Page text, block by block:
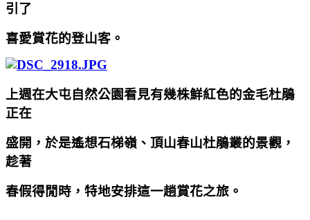
引了
喜愛賞花的登山客。
上週在大屯自然公園看見有幾株鮮紅色的金毛杜鵑
正在
盛開，於是遙想石梯嶺、頂山春山杜鵑叢的景觀，
趁著
春假得閒時，特地安排這一趟賞花之旅。